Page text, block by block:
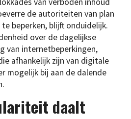
de autoriteiten van plan
beperken, blijft onduidelijk.
over de dagelijkse
van internetbeperkingen,
afhankelijk zijn van digitale
mogelijk bij aan de dalende
daalt